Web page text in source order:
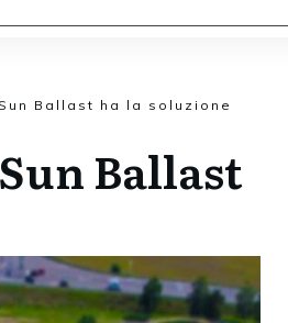
Ballast ha la soluzione
Ballast